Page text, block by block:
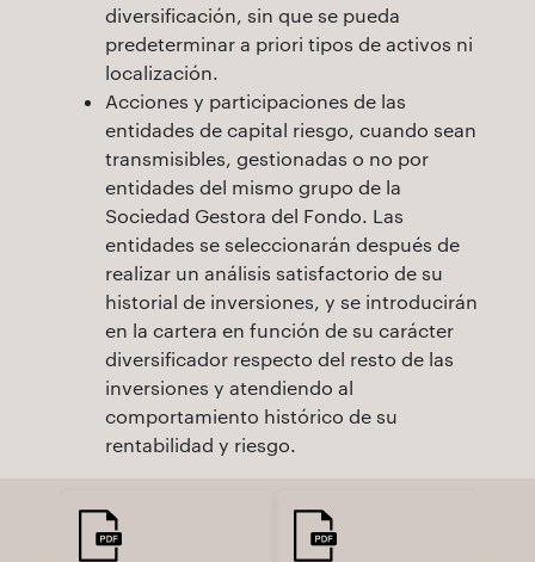
diversificación, sin que se pueda
predeterminar a priori tipos de activos ni
localización.
Acciones y participaciones de las
entidades de capital riesgo, cuando sean
transmisibles, gestionadas o no por
entidades del mismo grupo de la
Sociedad Gestora del Fondo. Las
entidades se seleccionarán después de
realizar un análisis satisfactorio de su
historial de inversiones, y se introducirán
en la cartera en función de su carácter
diversificador respecto del resto de las
inversiones y atendiendo al
comportamiento histórico de su
rentabilidad y riesgo.